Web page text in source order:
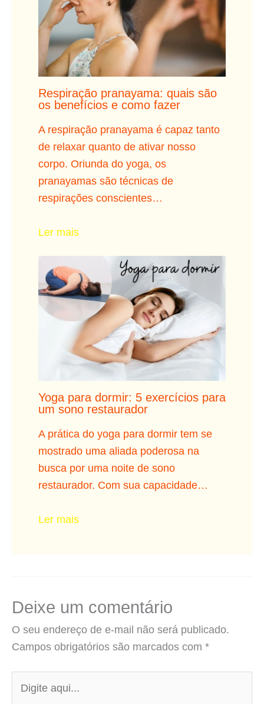
Respiração pranayama: quais são
os benefícios e como fazer
A respiração pranayama é capaz tanto
de relaxar quanto de ativar nosso
corpo. Oriunda do yoga, os
pranayamas são técnicas de
respirações conscientes…
Ler mais
Yoga para dormir: 5 exercícios para
um sono restaurador
A prática do yoga para dormir tem se
mostrado uma aliada poderosa na
busca por uma noite de sono
restaurador. Com sua capacidade…
Ler mais
Deixe um comentário
O seu endereço de e-mail não será publicado.
Campos obrigatórios são marcados com *
aqui...